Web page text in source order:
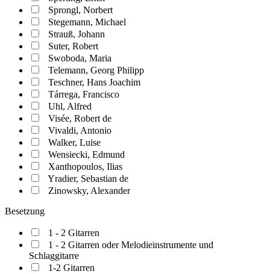
Sprongl, Norbert
Stegemann, Michael
Strauß, Johann
Suter, Robert
Swoboda, Maria
Telemann, Georg Philipp
Teschner, Hans Joachim
Tárrega, Francisco
Uhl, Alfred
Visée, Robert de
Vivaldi, Antonio
Walker, Luise
Wensiecki, Edmund
Xanthopoulos, Ilias
Yradier, Sebastian de
Zinowsky, Alexander
Besetzung
1 - 2 Gitarren
1 - 2 Gitarren oder Melodieinstrumente und
Schlaggitarre
1-2 Gitarren